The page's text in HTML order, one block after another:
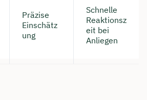
Präzise
Einschätz
ung
Schnelle
Reaktionsz
eit bei
Anliegen